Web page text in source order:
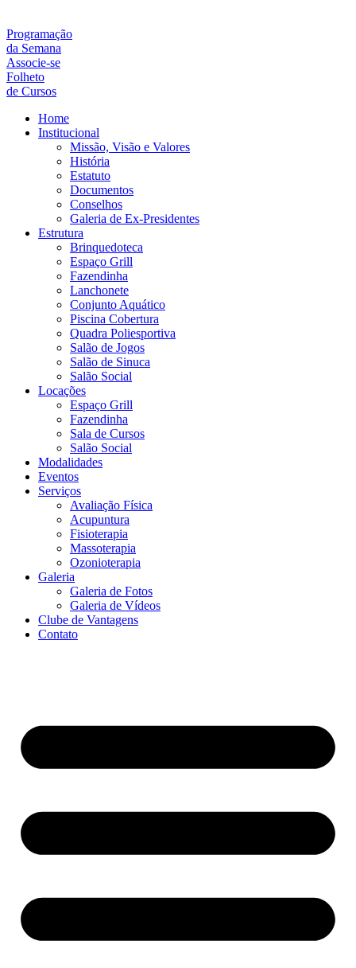
Programação
da Semana
Associe-se
Folheto
de Cursos
Home
Institucional
Missão, Visão e Valores
História
Estatuto
Documentos
Conselhos
Galeria de Ex-Presidentes
Estrutura
Brinquedoteca
Espaço Grill
Fazendinha
Lanchonete
Conjunto Aquático
Piscina Cobertura
Quadra Poliesportiva
Salão de Jogos
Salão de Sinuca
Salão Social
Locações
Espaço Grill
Fazendinha
Sala de Cursos
Salão Social
Modalidades
Eventos
Serviços
Avaliação Física
Acupuntura
Fisioterapia
Massoterapia
Ozonioterapia
Galeria
Galeria de Fotos
Galeria de Vídeos
Clube de Vantagens
Contato